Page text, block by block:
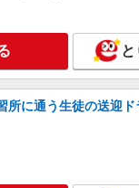
校生時給1,100円 ※早朝
長野県長野市上松1-16-
所に通う生徒の送迎ド